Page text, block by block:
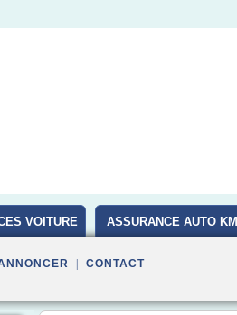
VOITURE ASSURANCE AUTO KM
CONTACT